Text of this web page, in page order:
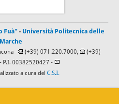
Fuà" - Università Politecnica delle
Marche
- (+39) 071.220.7000,
(+39)
- P.I. 00382520427 -
a cura del C.S.I.